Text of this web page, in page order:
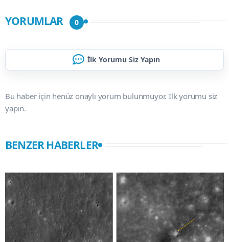
YORUMLAR 0
İlk Yorumu Siz Yapın
Bu haber için henüz onaylı yorum bulunmuyor. İlk yorumu siz
yapın.
BENZER HABERLER